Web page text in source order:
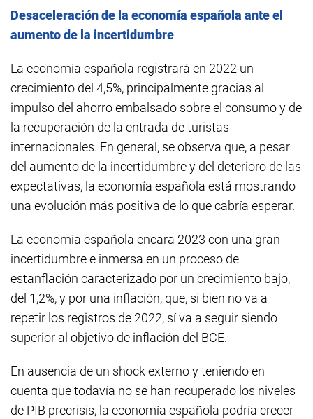
Desaceleración de la economía española ante el
aumento de la incertidumbre
La economía española registrará en 2022 un
crecimiento del 4,5%, principalmente gracias al
impulso del ahorro embalsado sobre el consumo y de
la recuperación de la entrada de turistas
internacionales. En general, se observa que, a pesar
del aumento de la incertidumbre y del deterioro de las
expectativas, la economía española está mostrando
una evolución más positiva de lo que cabría esperar.
La economía española encara 2023 con una gran
incertidumbre e inmersa en un proceso de
estanflación caracterizado por un crecimiento bajo,
del 1,2%, y por una inflación, que, si bien no va a
repetir los registros de 2022, sí va a seguir siendo
superior al objetivo de inflación del BCE.
En ausencia de un shock externo y teniendo en
cuenta que todavía no se han recuperado los niveles
de PIB precrisis, la economía española podría crecer